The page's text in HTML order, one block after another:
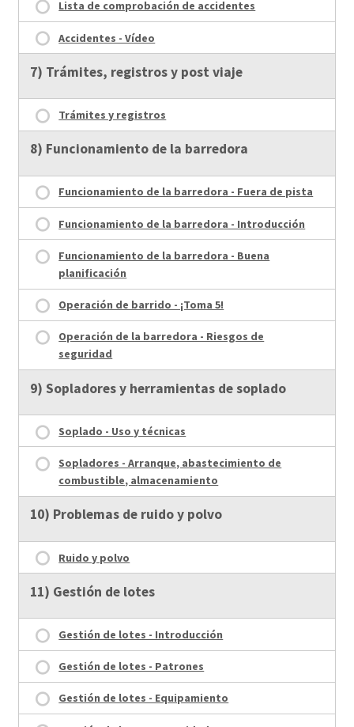
Lista de comprobación de accidentes
Accidentes - Vídeo
7) Trámites, registros y post viaje
Trámites y registros
8) Funcionamiento de la barredora
Funcionamiento de la barredora - Fuera de pista
Funcionamiento de la barredora - Introducción
Funcionamiento de la barredora - Buena
planificación
Operación de barrido - ¡Toma 5!
Operación de la barredora - Riesgos de
seguridad
9) Sopladores y herramientas de soplado
Soplado - Uso y técnicas
Sopladores - Arranque, abastecimiento de
combustible, almacenamiento
10) Problemas de ruido y polvo
Ruido y polvo
11) Gestión de lotes
Gestión de lotes - Introducción
Gestión de lotes - Patrones
Gestión de lotes - Equipamiento